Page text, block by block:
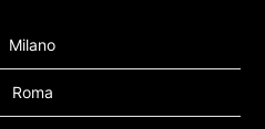
Milano
Roma